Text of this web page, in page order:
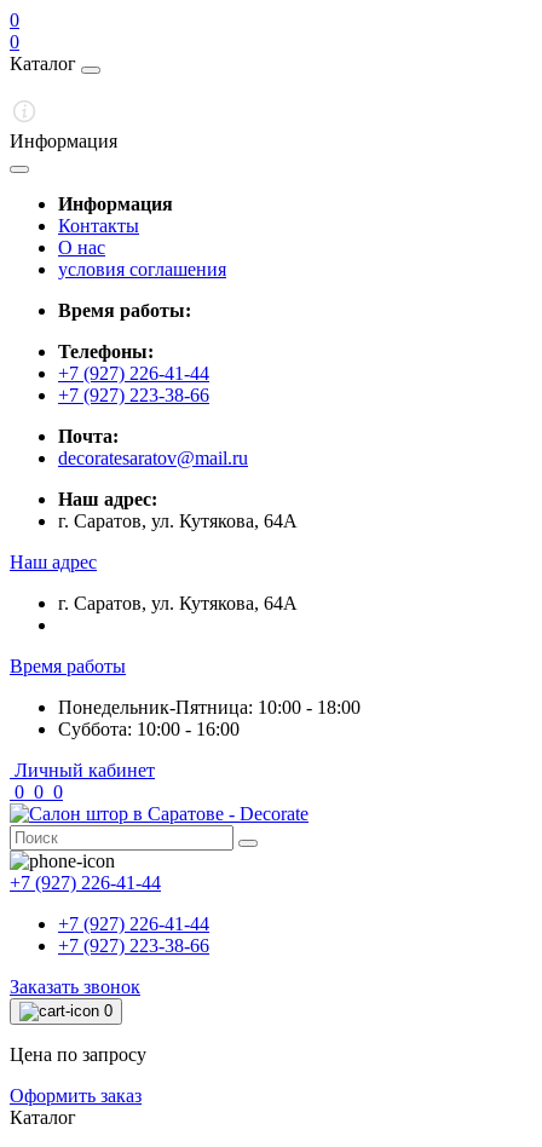
0
0
Каталог
Информация
Информация
Контакты
О нас
условия соглашения
Время работы:
Телефоны:
+7 (927) 226-41-44
+7 (927) 223-38-66
Почта:
decoratesaratov@mail.ru
Наш адрес:
г. Саратов, ул. Кутякова, 64А
Наш адрес
г. Саратов, ул. Кутякова, 64А
Время работы
Понедельник-Пятница: 10:00 - 18:00
Суббота: 10:00 - 16:00
Личный кабинет
0 0 0
+7 (927) 226-41-44
+7 (927) 226-41-44
+7 (927) 223-38-66
Заказать звонок
0
Цена по запросу
Оформить заказ
Каталог